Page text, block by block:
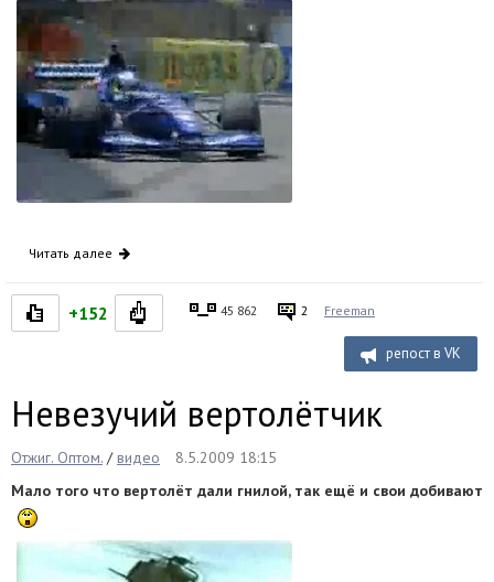
Читать далее
+152 45 862 2 Freeman
репост в VK
Невезучий вертолётчик
Отжиг. Оптом. /видео
8.5.2009 18:15
Мало того что вертолёт дали гнилой, так ещё и свои добивают